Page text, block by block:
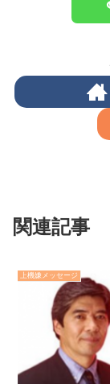
関連記事
上機嫌メッセージ